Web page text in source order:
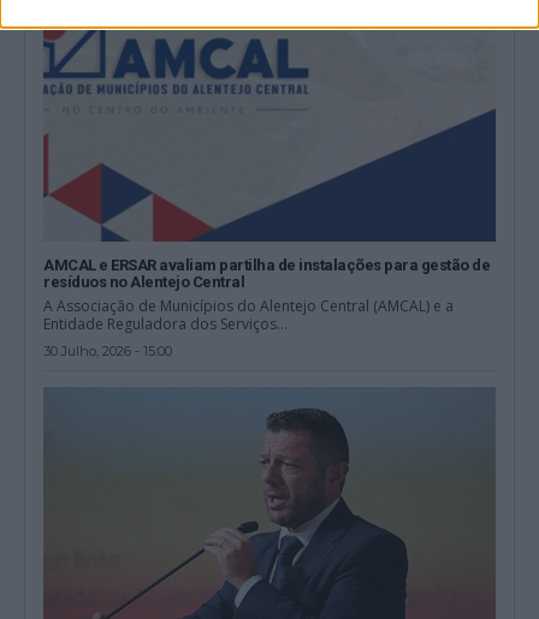
AMCAL e ERSAR avaliam partilha de instalações para gestão de
resíduos no Alentejo Central
A Associação de Municípios do Alentejo Central (AMCAL) e a
Entidade Reguladora dos Serviços...
30 Julho, 2026 - 15:00